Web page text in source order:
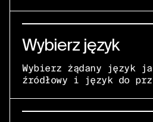
Wybierz język
Wybierz żądany język
źródłowy i język do